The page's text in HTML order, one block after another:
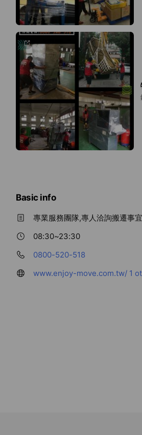
Basic info
專業服務團隊,專人洽詢搬遷事
08:30~23:30
0800-520-518
www.enjoy-move.com.tw/ 1